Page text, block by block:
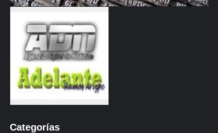
Categorías